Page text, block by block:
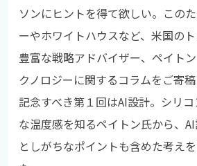
ソンにヒントを得て欲しい。このた
ーやホワイトハウスなど、米国の
豊富な戦略アドバイザー、ペイト
クノロジーに関するコラムをご寄稿
記念すべき第１回はAI設計。シリ
な温度感を知るペイトン氏から、
としがちなポイントも含めた考え